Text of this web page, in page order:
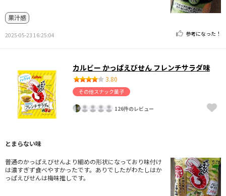
果汁感
2025-05-23 16:25:04 参考になった！
カルビー かっぱえびせん フレンチサラダ味
3.80
その他スナック菓子
126件のレビュー
とまらない味
普通のかっぱえびせんより細めの形状になっており味付け
は濃すぎず食べやすかったです。ありでしたがわたしはか
っぱえびせんは梅味推しです。